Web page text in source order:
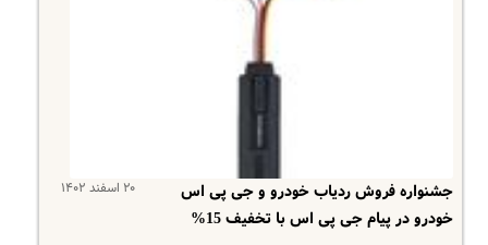
۲۰ اسفند ۱۴۰۲
جشنواره فروش ردیاب خودرو و جی پی اس
خودرو در پیام جی پی اس با تخفیف 15%